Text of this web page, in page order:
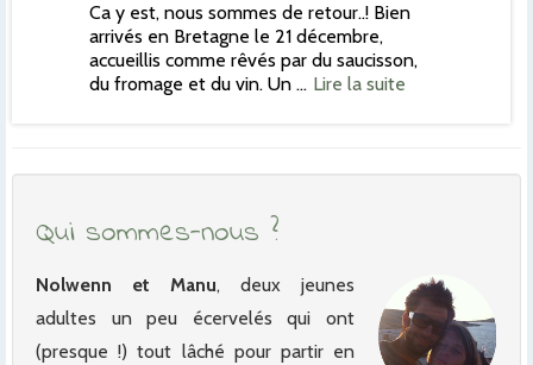
Ca y est, nous sommes de retour..! Bien
arrivés en Bretagne le 21 décembre,
accueillis comme rêvés par du saucisson,
du fromage et du vin. Un … Lire la suite
Qui sommes-nous ?
Nolwenn et Manu, deux jeunes
adultes un peu écervelés qui ont
(presque !) tout lâché pour partir en